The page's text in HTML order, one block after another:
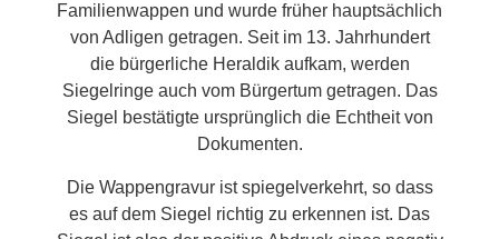
Familienwappen und wurde früher hauptsächlich
von Adligen getragen. Seit im 13. Jahrhundert
die bürgerliche Heraldik aufkam, werden
Siegelringe auch vom Bürgertum getragen. Das
Siegel bestätigte ursprünglich die Echtheit von
Dokumenten.
Die Wappengravur ist spiegelverkehrt, so dass
es auf dem Siegel richtig zu erkennen ist. Das